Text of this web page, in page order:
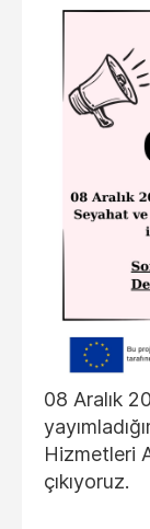
08 Aralık
Hizmetleri
çıkıyoruz.